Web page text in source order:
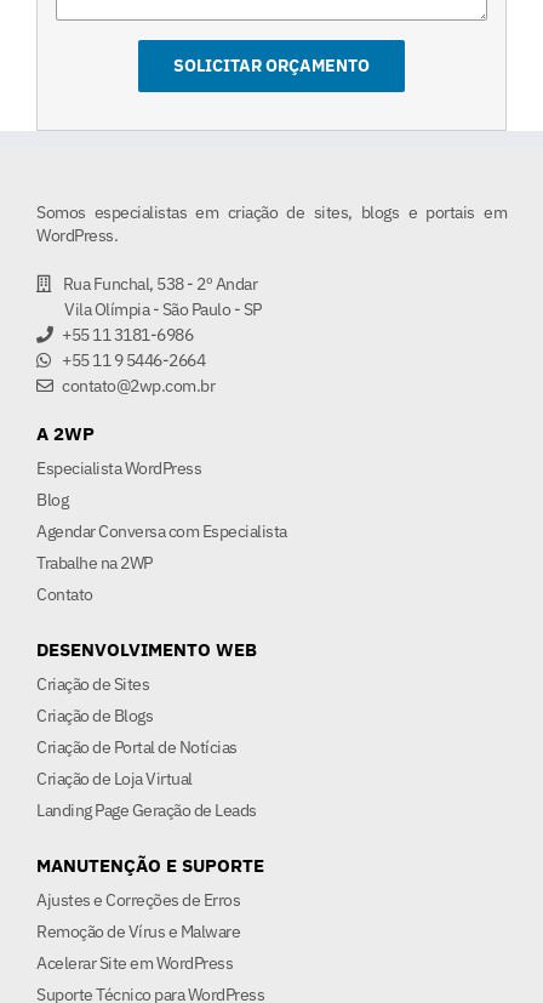
Somos especialistas em criação de sites, blogs e portais em
WordPress.
Rua Funchal, 538 - 2º Andar
Vila Olímpia - São Paulo - SP
+55 11 3181-6986
+55 11 9 5446-2664
contato@2wp.com.br
A 2WP
Especialista WordPress
Blog
Agendar Conversa com Especialista
Trabalhe na 2WP
Contato
DESENVOLVIMENTO WEB
Criação de Sites
Criação de Blogs
Criação de Portal de Notícias
Criação de Loja Virtual
Landing Page Geração de Leads
MANUTENÇÃO E SUPORTE
Ajustes e Correções de Erros
Remoção de Vírus e Malware
Acelerar Site em WordPress
Suporte Técnico para WordPress